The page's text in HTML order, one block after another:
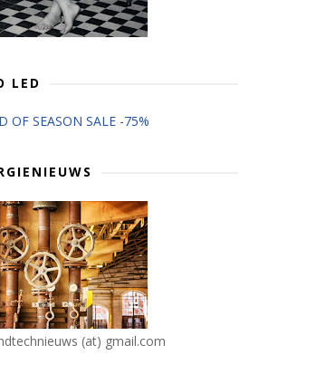
LED
(at) gmail.com